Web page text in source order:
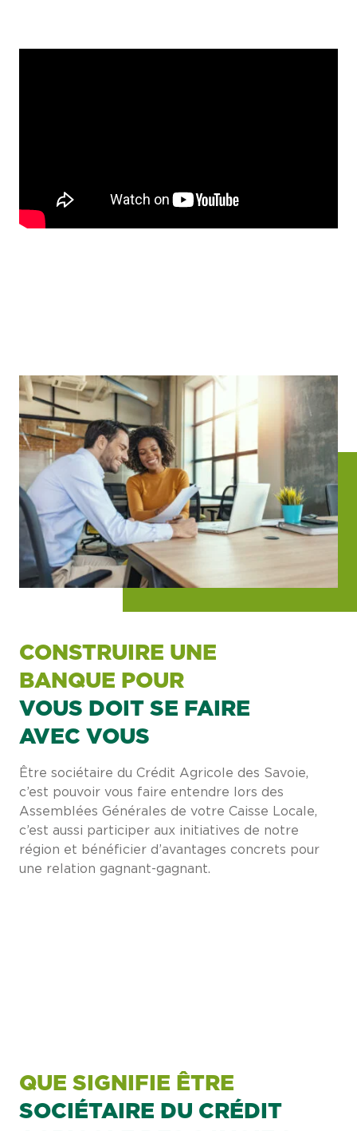
CONSTRUIRE UNE
BANQUE POUR
VOUS DOIT SE FAIRE
AVEC VOUS
Être sociétaire du Crédit Agricole des Savoie,
c’est pouvoir vous faire entendre lors des
Assemblées Générales de votre Caisse Locale,
c’est aussi participer aux initiatives de notre
région et bénéficier d’avantages concrets pour
une relation gagnant-gagnant.
QUE SIGNIFIE ÊTRE
SOCIÉTAIRE DU CRÉDIT